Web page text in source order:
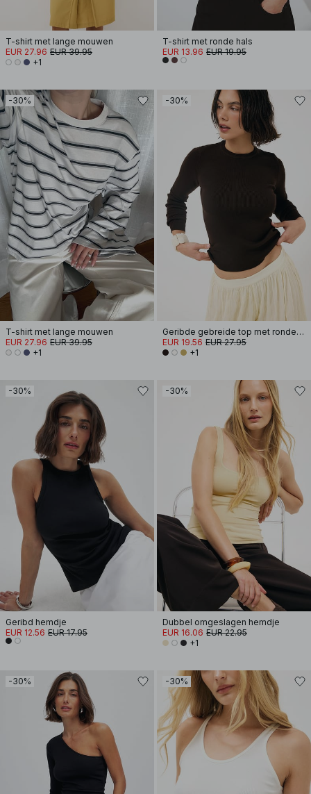
T-shirt met lange mouwen
EUR 27.96 EUR 39.95
+1
T-shirt met ronde hals
EUR 13.96 EUR 19.95
-30%
T-shirt met lange mouwen
EUR 27.96 EUR 39.95
+1
-30%
Geribde gebreide top met ronde hals
EUR 19.56 EUR 27.95
+1
-30%
Geribd hemdje
EUR 12.56 EUR 17.95
-30%
Dubbel omgeslagen hemdje
EUR 16.06 EUR 22.95
+1
-30% -30%